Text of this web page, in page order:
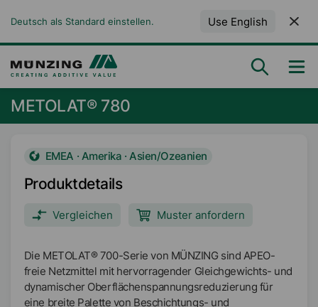
Deutsch als Standard einstellen. Use English
METOLAT® 780
EMEA · Amerika · Asien/Ozeanien
Produktdetails
Vergleichen Muster anfordern
Die METOLAT® 700-Serie von MÜNZING sind APEO-
freie Netzmittel mit hervorragender Gleichgewichts- und
dynamischer Oberflächenspannungsreduzierung für
eine breite Palette von Beschichtungs- und